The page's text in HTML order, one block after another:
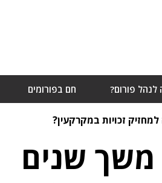
לנהל פורום? חם בפורומים
זכויות במקרקעין?
שנים